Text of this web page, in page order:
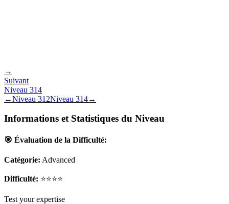
→
Suivant
Niveau 314
←Niveau 312Niveau 314→
Informations et Statistiques du Niveau
🎯 Évaluation de la Difficulté:
Catégorie: Advanced
Difficulté: ⭐⭐⭐⭐
Test your expertise